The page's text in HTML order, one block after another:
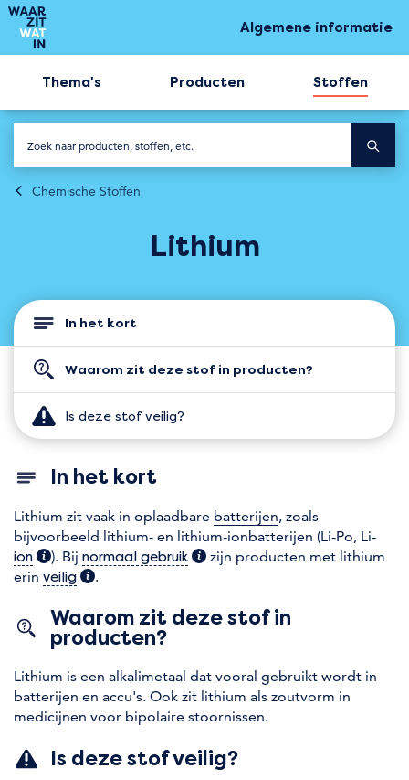
Algemene informatie
Thema's Producten Stoffen
Chemische Stoffen
Lithium
In het kort
Waarom zit deze stof in producten?
Is deze stof veilig?
In het kort
Lithium zit vaak in oplaadbare batterijen, zoals
bijvoorbeeld lithium- en lithium-ionbatterijen (Li-Po, Li-
ion (extra informatie)
). Bij normaal gebruik(extra informatie)
zijn producten met lithium
erin veilig (extra informatie)
.
Waarom zit deze stof in
producten?
Lithium is een alkalimetaal dat vooral gebruikt wordt in
batterijen en accu's. Ook zit lithium als zoutvorm in
medicijnen voor bipolaire stoornissen.
Is deze stof veilig?